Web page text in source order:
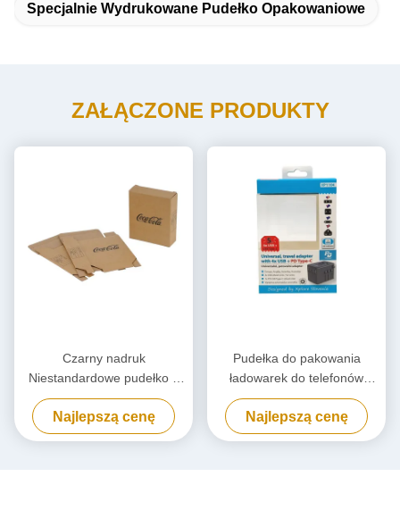
Specjalnie Wydrukowane Pudełko Opakowaniowe
ZAŁĄCZONE PRODUKTY
Czarny nadruk
Niestandardowe pudełko z
papieru Kraft, Ekologiczne
pudełko kartonowe
Najlepszą cenę
Pudełka do pakowania
ładowarek do telefonów
komórkowych,
Biodegradowalne pudełko do
pakowania power banków na
Najlepszą cenę